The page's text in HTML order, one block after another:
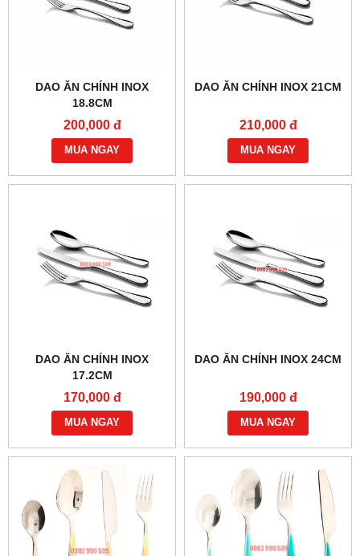
DAO ĂN CHÍNH INOX
18.8CM
200,000 đ
MUA NGAY
DAO ĂN CHÍNH INOX 21CM
210,000 đ
MUA NGAY
DAO ĂN CHÍNH INOX
17.2CM
170,000 đ
MUA NGAY
DAO ĂN CHÍNH INOX 24CM
190,000 đ
MUA NGAY